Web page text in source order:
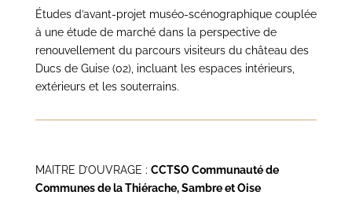
Études d’avant-projet muséo-scénographique couplée
à une étude de marché dans la perspective de
renouvellement du parcours visiteurs du château des
Ducs de Guise (02), incluant les espaces intérieurs,
extérieurs et les souterrains.
MAITRE D’OUVRAGE : CCTSO Communauté de
Communes de la Thiérache, Sambre et Oise